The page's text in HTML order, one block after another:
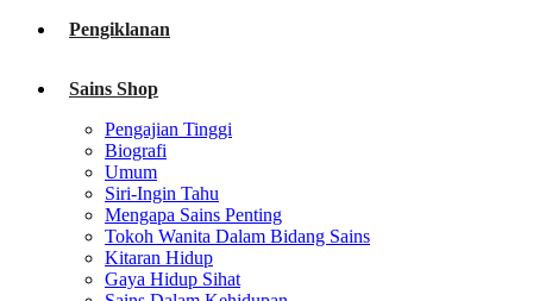
Pengiklanan
Sains Shop
Pengajian Tinggi
Biografi
Umum
Siri-Ingin Tahu
Mengapa Sains Penting
Tokoh Wanita Dalam Bidang Sains
Kitaran Hidup
Gaya Hidup Sihat